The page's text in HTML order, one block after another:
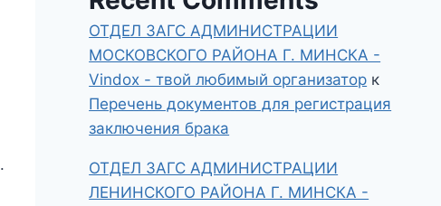
.
ОТДЕЛ ЗАГС АДМИНИСТРАЦИИ
МОСКОВСКОГО РАЙОНА Г. МИНСКА -
Vindox - твой любимый организатор к
Перечень документов для регистрация
заключения брака
ОТДЕЛ ЗАГС АДМИНИСТРАЦИИ
ЛЕНИНСКОГО РАЙОНА Г. МИНСКА -